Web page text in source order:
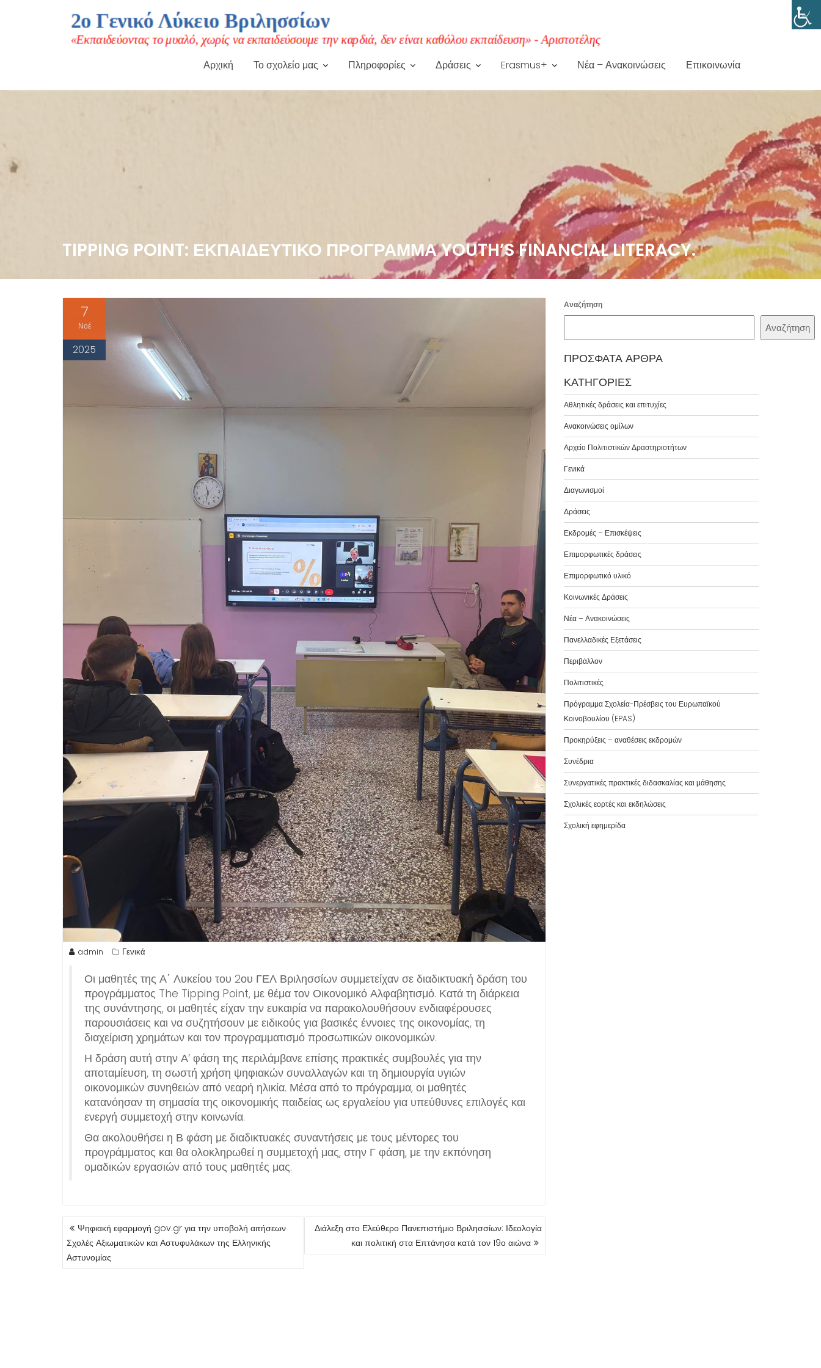
Αρχική Το σχολείο μας Πληροφορίες Δράσεις Erasmus+ Νέα – Ανακοινώσεις Επικοινωνία
TIPPING POINT: ΕΚΠΑΙΔΕΥΤΙΚΌ ΠΡΌΓΡΑΜΜΑ YOUTH’S FINANCIAL LITERACY.
7
Νοέ
2025
admin Γενικά
Οι μαθητές της Α΄ Λυκείου του 2ου ΓΕΛ Βριλησσίων συμμετείχαν σε διαδικτυακή δράση του
προγράμματος The Tipping Point, με θέμα τον Οικονομικό Αλφαβητισμό. Κατά τη διάρκεια
της συνάντησης, οι μαθητές είχαν την ευκαιρία να παρακολουθήσουν ενδιαφέρουσες
παρουσιάσεις και να συζητήσουν με ειδικούς για βασικές έννοιες της οικονομίας, τη
διαχείριση χρημάτων και τον προγραμματισμό προσωπικών οικονομικών.
Η δράση αυτή στην Α’ φάση της περιλάμβανε επίσης πρακτικές συμβουλές για την
αποταμίευση, τη σωστή χρήση ψηφιακών συναλλαγών και τη δημιουργία υγιών
οικονομικών συνηθειών από νεαρή ηλικία. Μέσα από το πρόγραμμα, οι μαθητές
κατανόησαν τη σημασία της οικονομικής παιδείας ως εργαλείου για υπεύθυνες επιλογές και
ενεργή συμμετοχή στην κοινωνία.
Θα ακολουθήσει η Β φάση με διαδικτυακές συναντήσεις με τους μέντορες του
προγράμματος και θα ολοκληρωθεί η συμμετοχή μας, στην Γ φάση, με την εκπόνηση
ομαδικών εργασιών από τους μαθητές μας.
ΠΛΟΉΓΗΣΗ
ΆΡΘΡΩΝ
Ψηφιακή εφαρμογή gov.gr για την υποβολή αιτήσεων
Σχολές Αξιωματικών και Αστυφυλάκων της Ελληνικής
Αστυνομίας
Διάλεξη στο Ελεύθερο Πανεπιστήμιο Βριλησσίων: Ιδεολογία
και πολιτική στα Επτάνησα κατά τον 19ο αιώνα
Αναζήτηση
Αναζήτηση
ΠΡΌΣΦΑΤΑ ΆΡΘΡΑ
ΚΑΤΗΓΟΡΊΕΣ
Αθλητικές δράσεις και επιτυχίες
Ανακοινώσεις ομίλων
Αρχείο Πολιτιστικών Δραστηριοτήτων
Γενικά
Διαγωνισμοί
Δράσεις
Εκδρομές – Επισκέψεις
Επιμορφωτικές δράσεις
Επιμορφωτικό υλικό
Κοινωνικές Δράσεις
Νέα – Ανακοινώσεις
Πανελλαδικές Εξετάσεις
Περιβάλλον
Πολιτιστικές
Πρόγραμμα Σχολεία-Πρέσβεις του Ευρωπαϊκού
Κοινοβουλίου (EPAS)
Προκηρύξεις – αναθέσεις εκδρομών
Συνέδρια
Συνεργατικές πρακτικές διδασκαλίας και μάθησης
Σχολικές εορτές και εκδηλώσεις
Σχολική εφημερίδα